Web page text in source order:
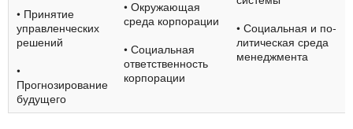
• Принятие
управлен­ческих
решений
•
Прогнозирование
будущего
• Окружающая
среда корпорации
• Социальная
ответст­венность
корпорации
• Социальная и по­
литическая среда
менеджмента